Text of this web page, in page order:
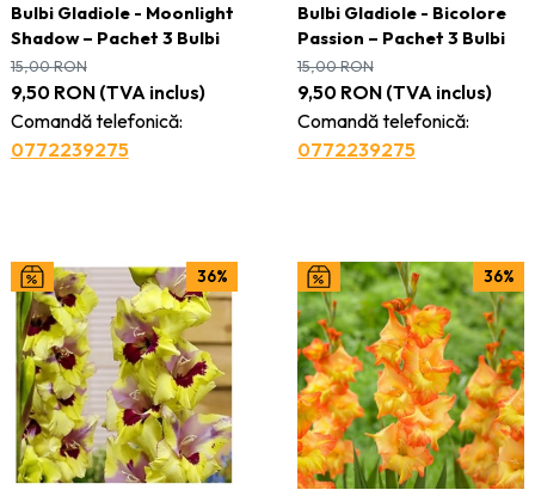
Bulbi Gladiole - Moonlight
Shadow – Pachet 3 Bulbi
9,50 RON(TVA inclus)
Comandă telefonică:
0772239275
15,00RON
Bulbi Gladiole - Bicolore
Passion – Pachet 3 Bulbi
9,50 RON(TVA inclus)
Comandă telefonică:
0772239275
15,00RON
36% 36%